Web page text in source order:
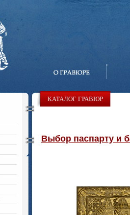
КАТАЛОГ ГРАВЮР
Выбор паспарту и